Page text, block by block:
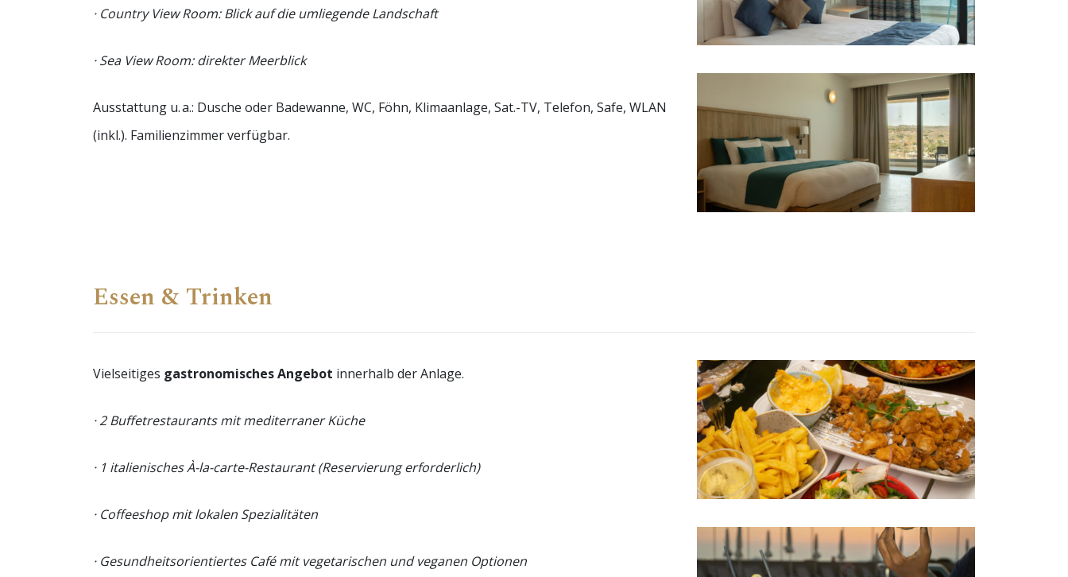
· Country View Room: Blick auf die umliegende Landschaft
· Sea View Room: direkter Meerblick
Ausstattung u. a.: Dusche oder Badewanne, WC, Föhn, Klimaanlage, Sat.-TV, Telefon, Safe, WLAN
(inkl.). Familienzimmer verfügbar.
Essen & Trinken
Vielseitiges gastronomisches Angebot innerhalb der Anlage.
· 2 Buffetrestaurants mit mediterraner Küche
· 1 italienisches À-la-carte-Restaurant (Reservierung erforderlich)
· Coffeeshop mit lokalen Spezialitäten
· Gesundheitsorientiertes Café mit vegetarischen und veganen Optionen